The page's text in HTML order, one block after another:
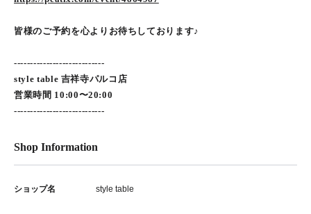
皆様のご予約を心よりお待ちしております♪
----------------------------
style table 吉祥寺パルコ店
営業時間 10:00〜20:00
----------------------------
Shop Information
ショップ名 style table